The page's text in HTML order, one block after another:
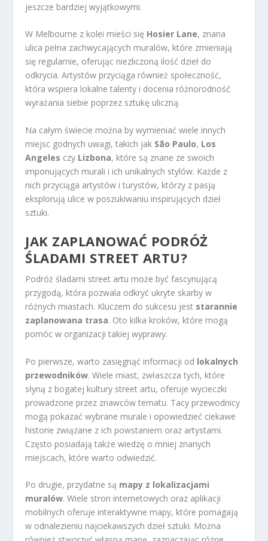
jeszcze bardziej wyjątkowymi.
W Melbourne z kolei mieści się Hosier Lane, znana
ulica pełna zachwycających muralów, które zmieniają
się regularnie, oferując niezliczoną ilość dzieł do
odkrycia. Artystów przyciąga również społeczność,
która wspiera lokalne talenty i docenia różnorodność
wyrażania siebie poprzez sztukę uliczną.
Na całym świecie można by wymieniać wiele innych
miejsc godnych uwagi, takich jak São Paulo, Los
Angeles czy Lizbona, które są znane ze swoich
imponujących murali i ich unikalnych stylów. Każde z
nich przyciąga artystów i turystów, którzy z pasją
eksplorują ulice w poszukiwaniu inspirujących dzieł
sztuki.
JAK ZAPLANOWAĆ PODRÓŻ
ŚLADAMI STREET ARTU?
Podróż śladami street artu może być fascynującą
przygodą, która pozwala odkryć ukryte skarby w
różnych miastach. Kluczem do sukcesu jest starannie
zaplanowana trasa. Oto kilka kroków, które mogą
pomóc w organizacji takiej wyprawy.
Po pierwsze, warto zasięgnąć informacji od lokalnych
przewodników. Wiele miast, zwłaszcza tych, które
słyną z bogatej kultury street artu, oferuje wycieczki
prowadzone przez znawców tematu. Tacy przewodnicy
mogą pokazać wybrane murale i opowiedzieć ciekawe
historie związane z ich powstaniem oraz artystami.
Często posiadają także wiedzę o mniej znanych
miejscach, które warto odwiedzić.
Po drugie, przydatne są mapy z lokalizacjami
muralów. Wiele stron internetowych oraz aplikacji
mobilnych oferuje interaktywne mapy, które pomagają
w odnalezieniu najciekawszych dzieł sztuki. Można